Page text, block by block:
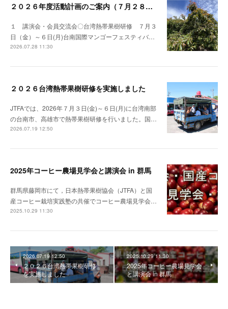
２０２６年度活動計画のご案内（７月２８日時点）
１ 講演会・会員交流会〇台湾熱帯果樹研修 ７月３
日（金）～６日(月)台南国際マンゴーフェスティバ…
2026.07.28 11:30
２０２６台湾熱帯果樹研修を実施しました
JTFAでは、2026年７月３日(金)～６日(月)に台湾南部
の台南市、高雄市で熱帯果樹研修を行いました。国…
2026.07.19 12:50
2025年コーヒー農場見学会と講演会 in 群馬
群馬県藤岡市にて，日本熱帯果樹協会（JTFA）と国
産コーヒー栽培実践塾の共催でコーヒー農場見学会…
2025.10.29 11:30
2026.07.19 12:50
２０２６台湾熱帯果樹研修
を実施しました
2025.10.29 11:30
2025年コーヒー農場見学会
と講演会 in 群馬